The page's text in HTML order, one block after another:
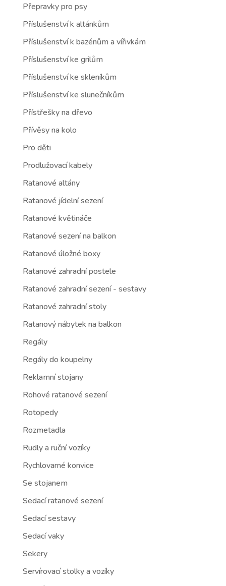
Přepravky pro psy
Příslušenství k altánkům
Příslušenství k bazénům a vířivkám
Příslušenství ke grilům
Příslušenství ke skleníkům
Příslušenství ke slunečníkům
Přístřešky na dřevo
Přívěsy na kolo
Pro děti
Prodlužovací kabely
Ratanové altány
Ratanové jídelní sezení
Ratanové květináče
Ratanové sezení na balkon
Ratanové úložné boxy
Ratanové zahradní postele
Ratanové zahradní sezení - sestavy
Ratanové zahradní stoly
Ratanový nábytek na balkon
Regály
Regály do koupelny
Reklamní stojany
Rohové ratanové sezení
Rotopedy
Rozmetadla
Rudly a ruční vozíky
Rychlovarné konvice
Se stojanem
Sedací ratanové sezení
Sedací sestavy
Sedací vaky
Sekery
Servírovací stolky a vozíky